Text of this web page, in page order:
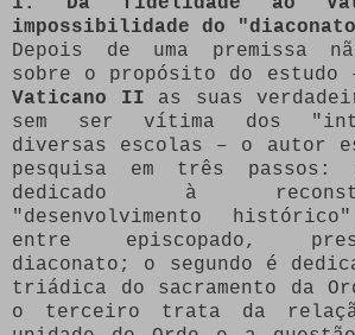
impossibilidade do
Depois de uma premissa
sobre o propósito do
Vaticano II as suas
sem ser vítima dos
diversas escolas – o autor
pesquisa em três
dedicado à
"desenvolvimento
entre episcopado,
diaconato; o segundo é
triádica do sacramento da
o terceiro trata da